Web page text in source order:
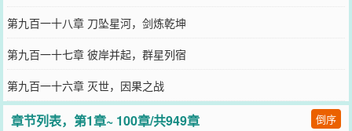
第九百一十八章 刀坠星河，剑炼乾坤
第九百一十七章 彼岸并起，群星列宿
第九百一十六章 灭世，因果之战
章节列表，第1章~ 100章/共949章 倒序